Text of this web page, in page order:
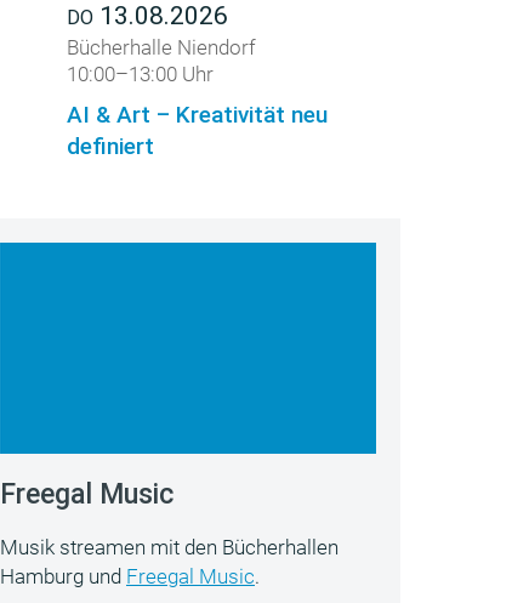
DO 13.08.2026
Bücherhalle Niendorf
10:00–13:00 Uhr
AI & Art – Kreativität neu
definiert
Freegal Music
Musik streamen mit den Bücherhallen
Hamburg und Freegal Music.